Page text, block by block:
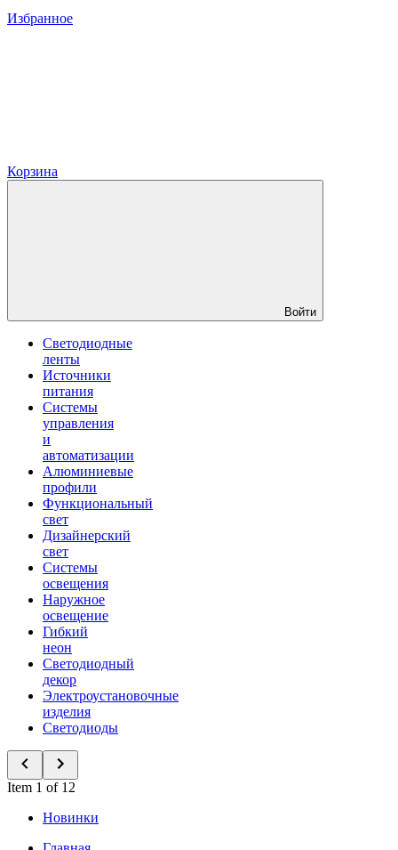
Избранное
Корзина
Войти
Светодиодные
ленты
Источники
питания
Системы
управления
и
автоматизации
Алюминиевые
профили
Функциональный
свет
Дизайнерский
свет
Системы
освещения
Наружное
освещение
Гибкий
неон
Светодиодный
декор
Электроустановочные
изделия
Светодиоды
Item 1 of 12
Новинки